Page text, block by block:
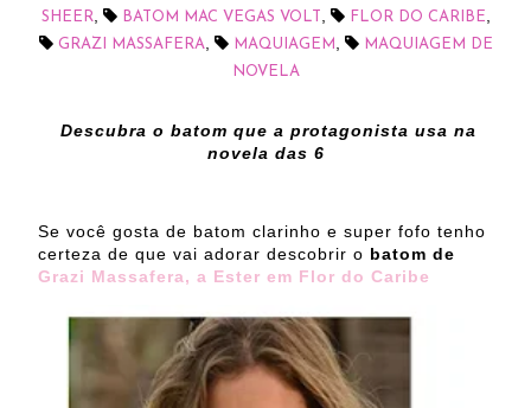
SHEER, BATOM MAC VEGAS VOLT , FLOR DO CARIBE,
GRAZI MASSAFERA, MAQUIAGEM ,
MAQUIAGEM DE
NOVELA
Descubra o batom que a protagonista usa na
novela das 6
Se você gosta de batom clarinho e super fofo tenho
certeza de que vai adorar descobrir o batom de
Grazi Massafera, a Ester em Flor do Caribe